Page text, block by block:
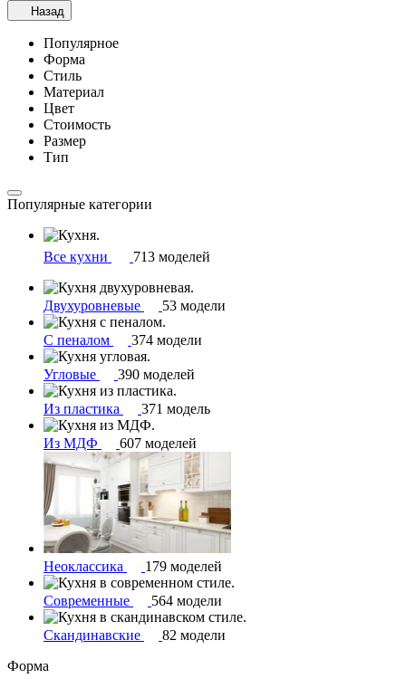
Назад
Популярное
Форма
Стиль
Материал
Цвет
Стоимость
Размер
Тип
Популярные категории
Все кухни 713 моделей
Двухуровневые 53 модели
С пеналом 374 модели
Угловые 390 моделей
Из пластика 371 модель
Из МДФ 607 моделей
Неоклассика 179 моделей
Современные 564 модели
Скандинавские
82 модели
Форма